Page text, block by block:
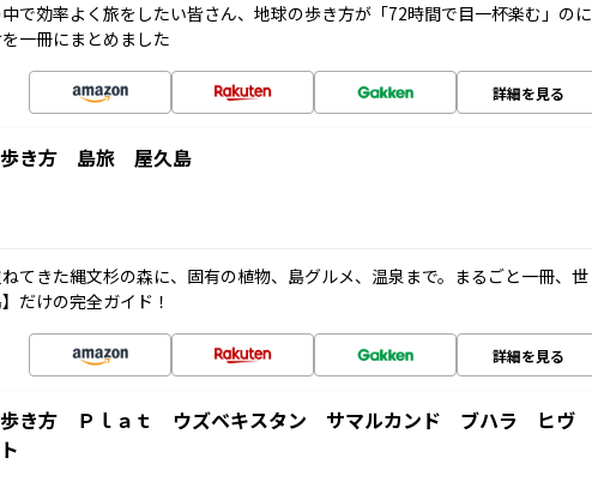
で効率よく旅をしたい皆さん、地球の歩き方が「72時間で目一杯楽む」のに
一冊にまとめました
詳細を見る
き方 島旅 屋久島
てきた縄文杉の森に、固有の植物、島グルメ、温泉まで。まるごと一冊、世
だけの完全ガイド！
詳細を見る
き方 Ｐｌａｔ ウズベキスタン サマルカンド ブハラ ヒヴ